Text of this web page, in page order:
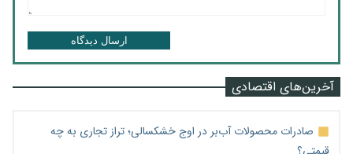
ارسال دیدگاه
آخرین‌های اقتصادی
صادرات محصولات آب‌بر در اوج خشکسالی؛ تراز تجاری به چه